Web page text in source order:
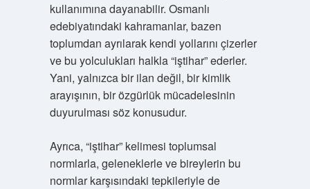
kullanımına dayanabilir. Osmanlı
edebiyatındaki kahramanlar, bazen
toplumdan ayrılarak kendi yollarını çizerler
ve bu yolculukları halkla “iştihar” ederler.
Yani, yalnızca bir ilan değil, bir kimlik
arayışının, bir özgürlük mücadelesinin
duyurulması söz konusudur.
Ayrıca, “iştihar” kelimesi toplumsal
normlarla, geleneklerle ve bireylerin bu
normlar karşısındaki tepkileriyle de